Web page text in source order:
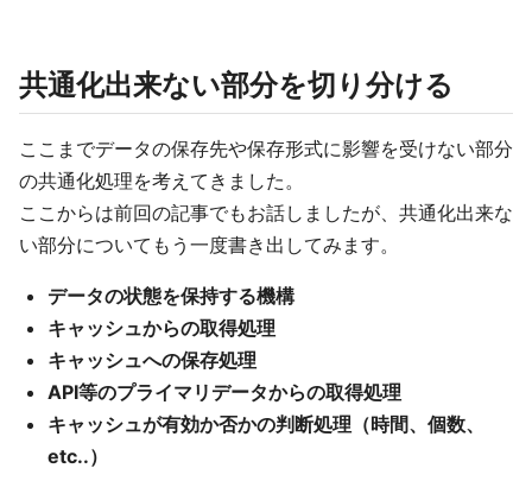
共通化出来ない部分を切り分ける
ここまでデータの保存先や保存形式に影響を受けない部分
の共通化処理を考えてきました。
ここからは前回の記事でもお話しましたが、共通化出来な
い部分についてもう一度書き出してみます。
データの状態を保持する機構
キャッシュからの取得処理
キャッシュへの保存処理
API等のプライマリデータからの取得処理
キャッシュが有効か否かの判断処理（時間、個数、
etc..）